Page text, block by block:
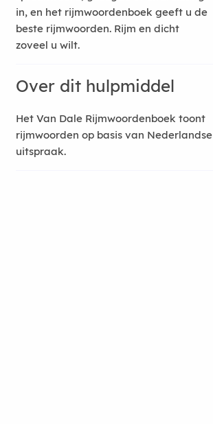
in, en het rijmwoordenboek geeft u de
beste rijmwoorden. Rijm en dicht
zoveel u wilt.
Over dit hulpmiddel
Het Van Dale Rijmwoordenboek toont
rijmwoorden op basis van Nederlandse
uitspraak.